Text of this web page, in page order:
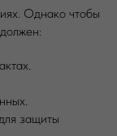
Однако чтобы
защиты